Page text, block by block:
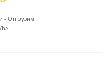
- Отгрузим
b>